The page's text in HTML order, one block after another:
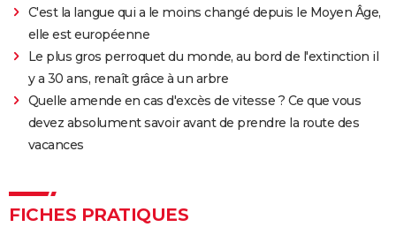
Sound of Metal
Slalom
Oh Canada : que vaut le film avec Richard Gere et
Jacob Elordi présenté au Festival de Cannes ?
C'est la langue qui a le moins changé depuis le Moyen Âge,
elle est européenne
Le plus gros perroquet du monde, au bord de l'extinction il
y a 30 ans, renaît grâce à un arbre
Quelle amende en cas d'excès de vitesse ? Ce que vous
devez absolument savoir avant de prendre la route des
vacances
FICHES PRATIQUES